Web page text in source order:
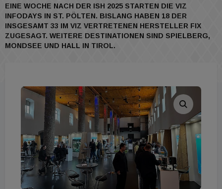
EINE WOCHE NACH DER ISH 2025 STARTEN DIE VIZ
INFODAYS IN ST. PÖLTEN. BISLANG HABEN 18 DER
INSGESAMT 33 IM VIZ VERTRETENEN HERSTELLER FIX
ZUGESAGT. WEITERE DESTINATIONEN SIND SPIELBERG,
MONDSEE UND HALL IN TIROL.